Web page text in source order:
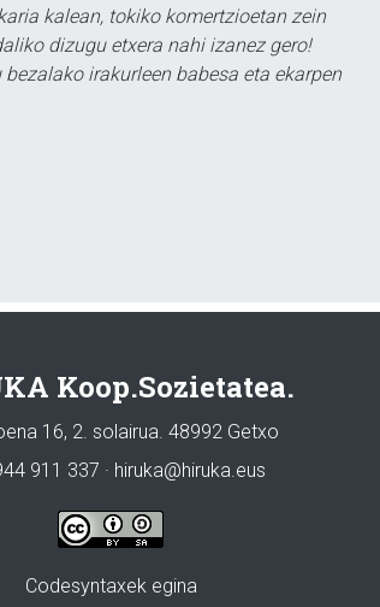
kalean, tokiko komertzioetan zein
dizugu etxera nahi izanez gero!
irakurleen babesa eta ekarpen
Koop.Sozietatea.
16, 2. solairua. 48992 Getxo
911 337 · hiruka@hiruka.eus
Codesyntaxek egina